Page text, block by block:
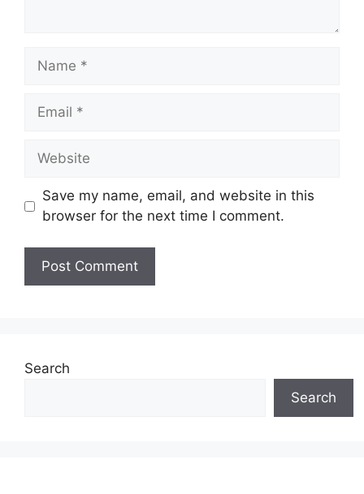
Name
Email
Website
Save my name, email, and website in this
browser for the next time I comment.
Search
Search